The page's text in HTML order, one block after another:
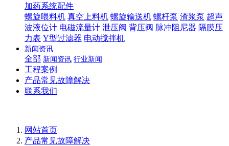
加药系统配件
螺旋喂料机 真空上料机 螺旋输送机 螺杆泵 渣浆泵 超声
波液位计 电磁流量计 泄压阀 背压阀 脉冲阻尼器 隔膜压
力表 Y型过滤器 电动搅拌机
新闻资讯
全部 新闻资讯 行业新闻
工程案例
产品常见故障解决
联系我们
网站首页
产品常见故障解决